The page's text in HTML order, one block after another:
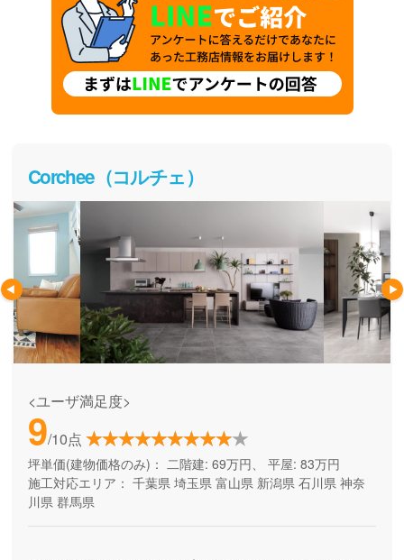
Corchee（コルチェ）
<ユーザ満足度>
9/10点
坪単価(建物価格のみ)： 二階建: 69万円、 平屋: 83万円
施工対応エリア： 千葉県 埼玉県 富山県 新潟県 石川県 神奈
川県 群馬県